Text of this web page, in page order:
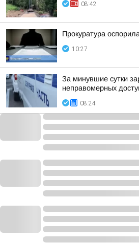
08:42
Прокуратура
10:27
За минувшие сутки
неправомерных
08:24